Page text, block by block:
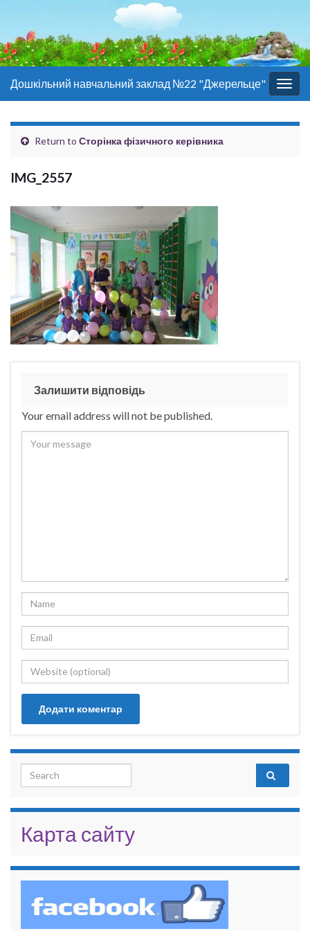
Дошкільний навчальний заклад №22 "Джерельце"
Return to Сторінка фізичного керівника
IMG_2557
Залишити відповідь
Your email address will not be published.
Search for:
Карта сайту